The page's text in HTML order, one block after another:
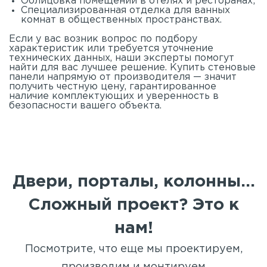
Специализированная отделка для ванных
комнат в общественных пространствах.
Если у вас возник вопрос по подбору
характеристик или требуется уточнение
технических данных, наши эксперты помогут
найти для вас лучшее решение. Купить стеновые
панели напрямую от производителя — значит
получить честную цену, гарантированное
наличие комплектующих и уверенность в
безопасности вашего объекта.
Двери, порталы, колонны...
Сложный проект? Это к
нам!
Посмотрите, что еще мы проектируем,